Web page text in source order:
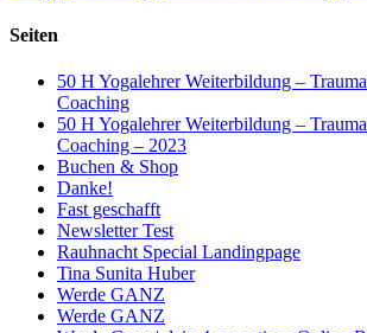
Seiten
50 H Yogalehrer Weiterbildung –
Coaching
50 H Yogalehrer Weiterbildung –
Coaching – 2023
Buchen & Shop
Danke!
Fast geschafft
Newsletter Test
Rauhnacht Special Landingpage
Tina Sunita Huber
Werde GANZ
Werde GANZ